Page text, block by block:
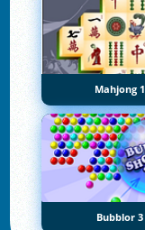
Mahjong 1
Bubblor 3